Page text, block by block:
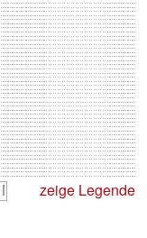
zeige Legende